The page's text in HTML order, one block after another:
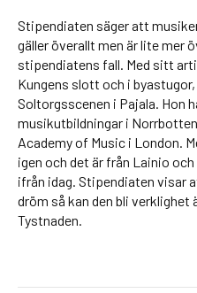
Stipendiaten säger att
gäller överallt men är lite mer
stipendiatens fall. Med sitt
Kungens slott och i
Soltorgsscenen i Pajala. Hon
musikutbildningar i
Academy of Music i London.
igen och det är från Lainio
ifrån idag. Stipendiaten visar
dröm så kan den bli verklighet
Tystnaden.